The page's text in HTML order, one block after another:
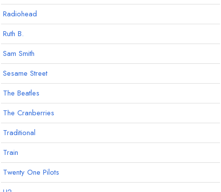
Radiohead
Ruth B.
Sam Smith
Sesame Street
The Beatles
The Cranberries
Traditional
Train
Twenty One Pilots